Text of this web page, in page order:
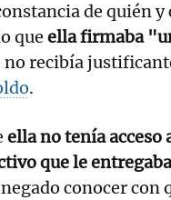
de quién y
que ella firmaba
no recibía
.
ella no tenía acceso
que le
conocer con